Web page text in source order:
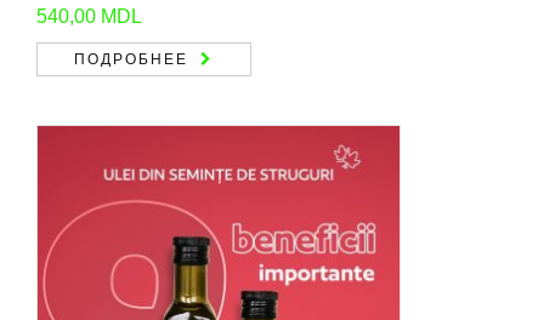
540,00 MDL
ПОДРОБНЕЕ